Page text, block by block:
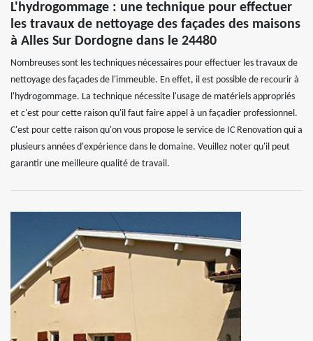
L'hydrogommage : une technique pour effectuer
les travaux de nettoyage des façades des maisons
à Alles Sur Dordogne dans le 24480
Nombreuses sont les techniques nécessaires pour effectuer les travaux de
nettoyage des façades de l'immeuble. En effet, il est possible de recourir à
l'hydrogommage. La technique nécessite l'usage de matériels appropriés
et c'est pour cette raison qu'il faut faire appel à un façadier professionnel.
C'est pour cette raison qu'on vous propose le service de IC Renovation qui a
plusieurs années d'expérience dans le domaine. Veuillez noter qu'il peut
garantir une meilleure qualité de travail.